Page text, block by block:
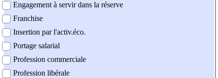
Engagement à servir dans la réserve
Franchise
Insertion par l'activ.éco.
Portage salarial
Profession commerciale
Profession libérale